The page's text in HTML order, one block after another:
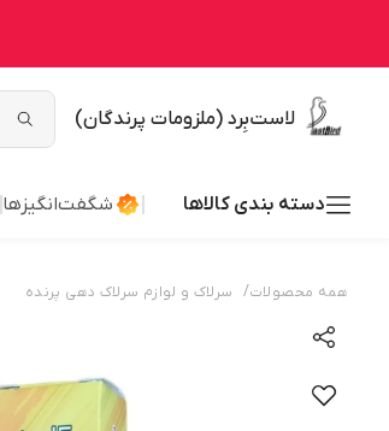
لاست‌بِرد (ملزومات پرندگان)
دسته بندی کالاها شگفت‌انگیزها
همه محصولات/ سرلاک و لوازم سرلاک دهی پرنده